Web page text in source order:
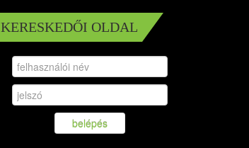
KERESKEDŐI OLDAL
belépés